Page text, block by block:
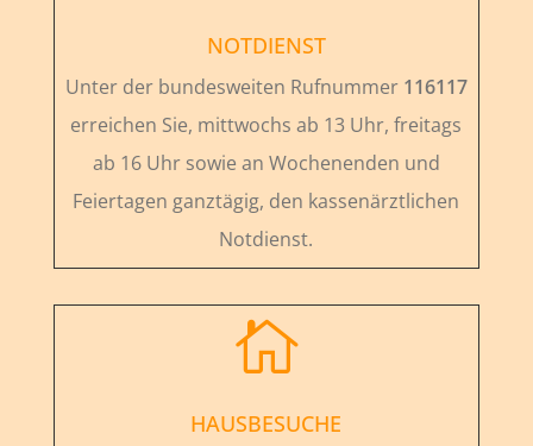
NOTDIENST
Unter der bundesweiten Rufnummer 116117
erreichen Sie, mittwochs ab 13 Uhr, freitags
ab 16 Uhr sowie an Wochenenden und
Feiertagen ganztägig, den kassenärztlichen
Notdienst.

HAUSBESUCHE